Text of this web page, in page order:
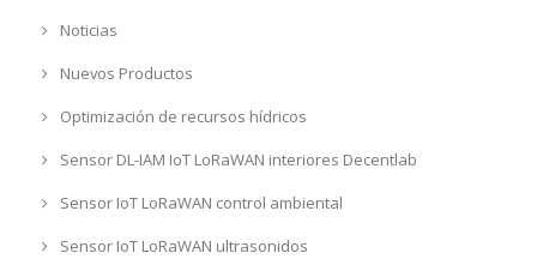
Noticias
Nuevos Productos
Optimización de recursos hídricos
Sensor DL-IAM IoT LoRaWAN interiores Decentlab
Sensor IoT LoRaWAN control ambiental
Sensor IoT LoRaWAN ultrasonidos